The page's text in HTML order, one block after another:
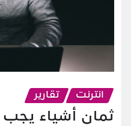
انترنت تقارير
ثمان أشياء